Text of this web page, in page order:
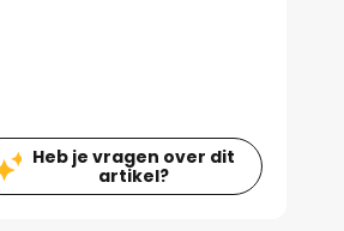
Heb je vragen over dit
artikel?